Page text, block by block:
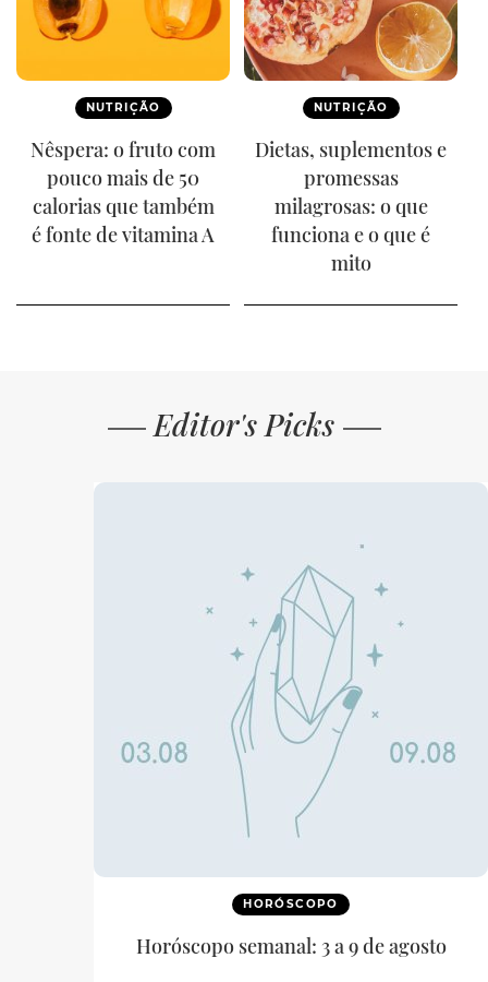
NUTRIÇÃO
Nêspera: o fruto com
pouco mais de 50
calorias que também
é fonte de vitamina A
NUTRIÇÃO
Dietas, suplementos e
promessas
milagrosas: o que
funciona e o que é
mito
Editor's Picks
HORÓSCOPO
Horóscopo semanal: 3 a 9 de agosto